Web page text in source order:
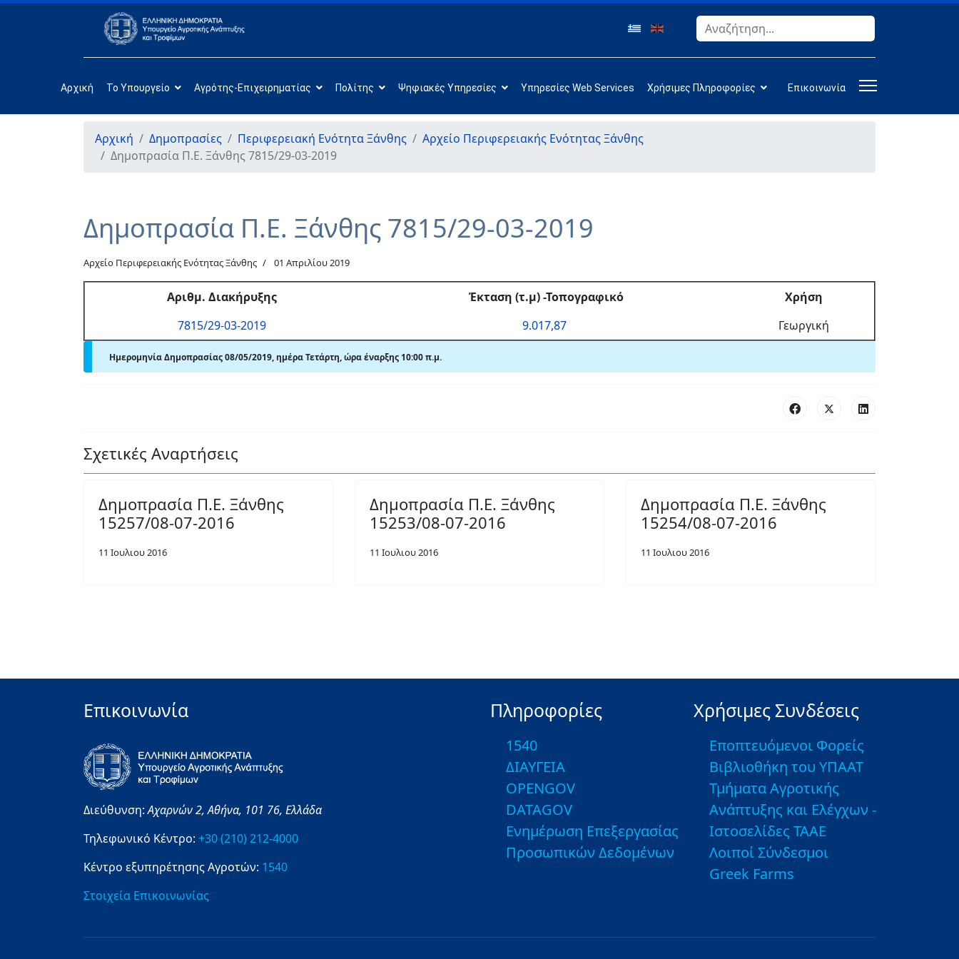
Αναζήτηση
Αρχική Το Υπουργείο Αγρότης-Επιχειρηματίας Πολίτης Ψηφιακές Υπηρεσίες Υπηρεσίες Web Services Χρήσιμες Πληροφορίες Επικοινωνία
Αρχική Δημοπρασίες Περιφερειακή Ενότητα Ξάνθης
Αρχείο Περιφερειακής Ενότητας Ξάνθης
Δημοπρασία Π.Ε. Ξάνθης 7815/29-03-2019
Δημοπρασία Π.Ε. Ξάνθης 7815/29-03-2019
Αρχείο Περιφερειακής Ενότητας Ξάνθης 01 Απριλίου 2019
Αριθμ. Διακήρυξης Έκταση (τ.μ)-Τοπογραφικό
Χρήση
7815/29-03-2019
9.017,87 Γεωργική
Ημερομηνία Δημοπρασίας 08/05/2019, ημέρα Τετάρτη,ώρα έναρξης 10:00 π.μ.
Σχετικές Αναρτήσεις
Δημοπρασία Π.Ε. Ξάνθης
15257/08-07-2016
11 Ιουλιου 2016
Δημοπρασία Π.Ε. Ξάνθης
15253/08-07-2016
11 Ιουλιου 2016
Δημοπρασία Π.Ε. Ξάνθης
15254/08-07-2016
11 Ιουλιου 2016
Επικοινωνία
Διεύθυνση:Αχαρνών 2,Αθήνα, 101 76, Ελλάδα
Τηλεφωνικό Κέντρο: +30 (210) 212-4000
Κέντρο εξυπηρέτησης Αγροτών: 1540
Στοιχεία Επικοινωνίας
Πληροφορίες
1540
ΔΙΑΥΓΕΙΑ
OPENGOV
DATAGOV
Ενημέρωση Επεξεργασίας
Προσωπικών Δεδομένων
Χρήσιμες Συνδέσεις
Εποπτευόμενοι Φορείς
Βιβλιοθήκη του ΥΠΑΑΤ
Τμήματα Αγροτικής
Ανάπτυξης και Ελέγχων -
Ιστοσελίδες ΤΑΑΕ
Λοιποί Σύνδεσμοι
Greek Farms